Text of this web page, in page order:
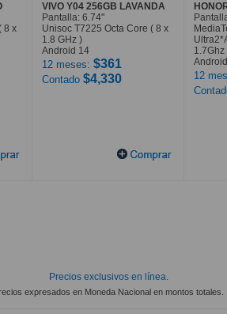
8 x
VIVO Y04 256GB LAVANDA
Pantalla: 6.74"
Unisoc T7225 Octa Core ( 8 x
1.8 GHz )
Android 14
12 meses: $361
Contado $4,330
1.7Ghz
12
Precios exclusivos en línea.
expresados en Moneda Nacional en montos totales.